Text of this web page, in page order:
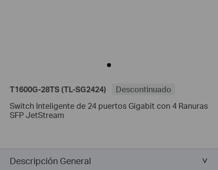
T1600G-28TS (TL-SG2424)
Descontinuado
Switch Inteligente de 24 puertos Gigabit con 4 Ranuras
SFP JetStream
Descripción General